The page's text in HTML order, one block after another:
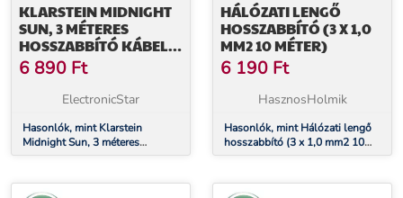
KLARSTEIN MIDNIGHT
SUN, 3 MÉTERES
HOSSZABBÍTÓ KÁBEL
MENNYEZETI
INFRAVÖRÖS
HŐSUGÁRZÓHOZ
6 890 Ft
ElectronicStar
Hasonlók, mint Klarstein
Midnight Sun, 3 méteres
hosszabbító kábel mennyezeti
HÁLÓZATI LENGŐ
HOSSZABBÍTÓ (3 X 1,0
MM2 10 MÉTER)
6 190 Ft
HasznosHolmik
Hasonlók, mint Hálózati lengő
hosszabbító (3 x 1,0 mm2 10
méter)